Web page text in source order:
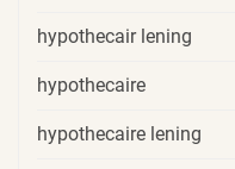
hypothecair lening
hypothecaire
hypothecaire lening